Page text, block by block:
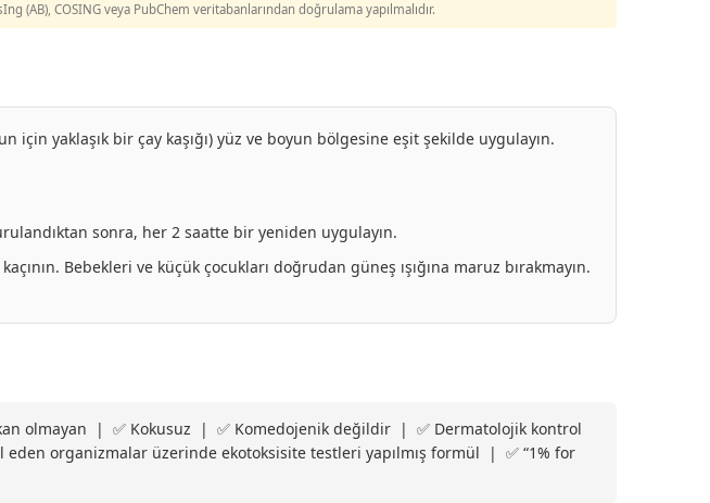
(AB), COSING veya PubChem veritabanlarından doğrulama yapılmalıdır.
yaklaşık bir çay kaşığı) yüz ve boyun bölgesine eşit şekilde uygulayın.
sonra, her 2 saatte bir yeniden uygulayın.
Bebekleri ve küçük çocukları doğrudan güneş ışığına maruz bırakmayın.
olmayan | ✅ Kokusuz | ✅ Komedojenik değildir | ✅ Dermatolojik kontrol
organizmalar üzerinde ekotoksisite testleri yapılmış formül | ✅ “1% for